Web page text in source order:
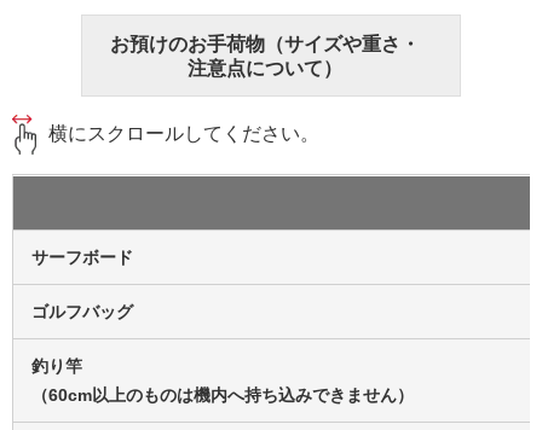
お預けのお手荷物（サイズや重さ・
注意点について）
横にスクロールしてください。
サーフボード
ゴルフバッグ
釣り竿
（60cm以上のものは機内へ持ち込みできません）